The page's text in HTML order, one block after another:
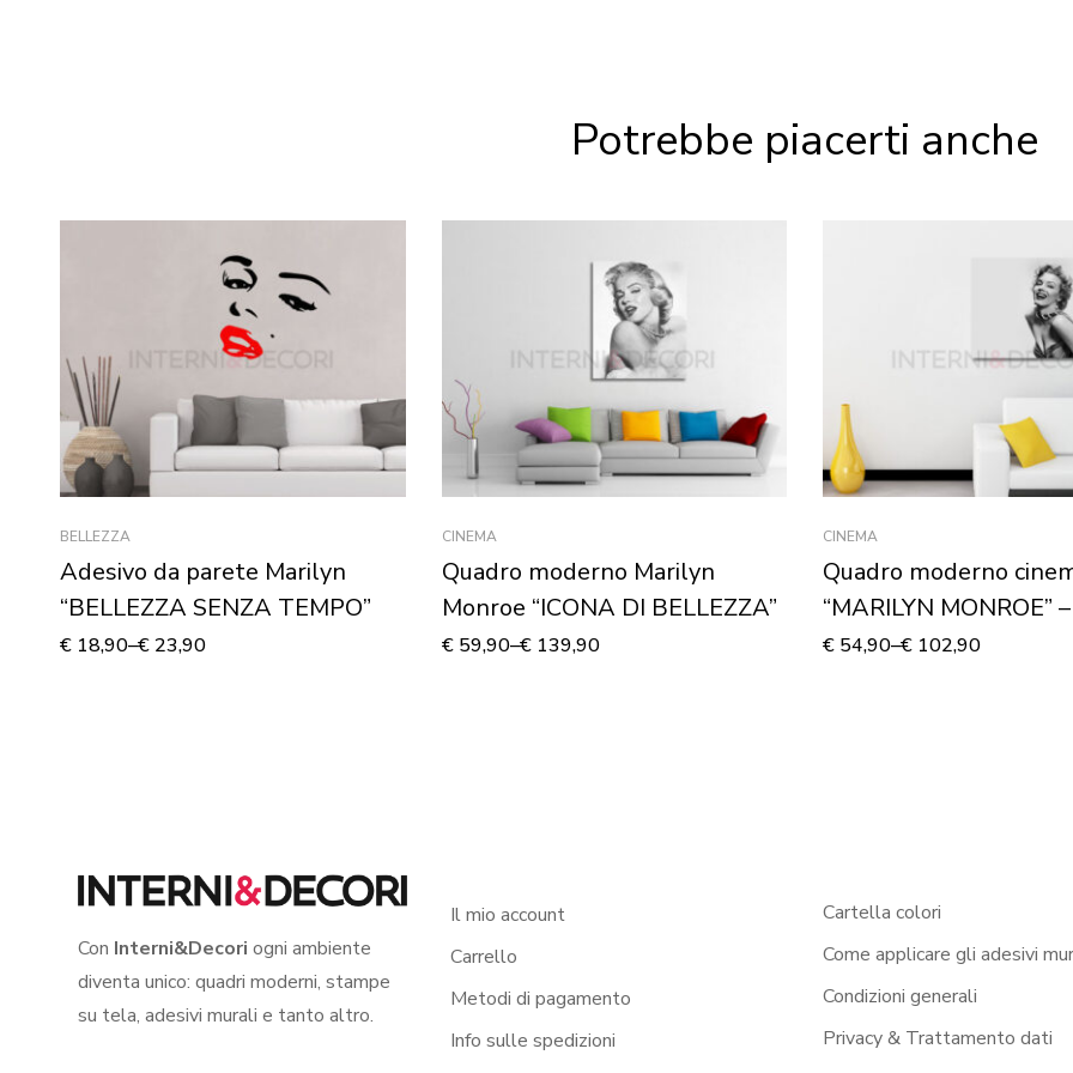
Potrebbe piacerti anche
BELLEZZA
Adesivo da parete Marilyn
“BELLEZZA SENZA TEMPO”
€ 18,90–€ 23,90
CINEMA
Quadro moderno Marilyn
Monroe “ICONA DI BELLEZZA”
€59,90–€139,90
CINEMA
Quadro moderno
“MARILYN MONROE”
su tela
€ 54,90–€ 102,90
Con Interni&Decori ogni ambiente
diventa unico: quadri moderni, stampe
su tela, adesivi murali e tanto altro.
Il mio account
Carrello
Metodi di pagamento
Info sulle spedizioni
Cartella colori
Come applicare gli adesivi
Condizioni generali
Privacy & Trattamento dati